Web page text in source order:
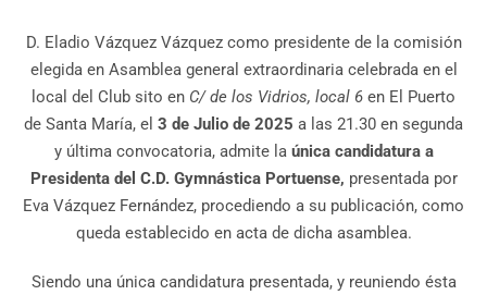
D. Eladio Vázquez Vázquez como presidente de la comisión
elegida en Asamblea general extraordinaria celebrada en el
local del Club sito en C/ de los Vidrios, local 6 en El Puerto
de Santa María, el 3 de Julio de 2025 a las 21.30 en segunda
y última convocatoria, admite la única candidatura a
Presidenta del C.D. Gymnástica Portuense, presentada por
Eva Vázquez Fernández, procediendo a su publicación, como
queda establecido en acta de dicha asamblea.
Siendo una única candidatura presentada, y reuniendo ésta